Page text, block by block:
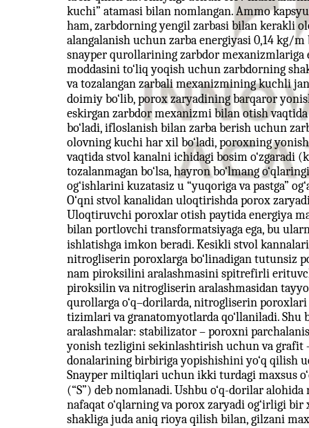
kuchi” atamasi bilan nomlangan. Ammo
ham, zarbdorning yengil zarbasi bilan kerakli
alangalanish uchun zarba energiyasi 0,14 kg/
snayper qurollarining zarbdor
moddasini to‘liq yoqish uchun zarbdorning
va tozalangan zarbali mexanizmining kuchli
doimiy bo‘lib, porox zaryadining barqaror
eskirgan zarbdor mexanizmi bilan otish
bo‘ladi, ifloslanish bilan zarba berish uchun
olovning kuchi har xil bo‘ladi, poroxning
vaqtida stvol kanalni ichidagi bosim o‘zgaradi
tozalanmagan bo‘lsa, hayron bo‘lmang
og‘ishlarini kuzatasiz u “yuqoriga va pastga”
O‘qni stvol kanalidan uloqtirishda porox
Uloqtiruvchi poroxlar otish paytida energiya
bilan portlovchi transformatsiyaga ega, bu
ishlatishga imkon beradi. Kesikli stvol
nitrogliserin poroxlarga bo‘linadigan tutunsiz
nam piroksilini aralashmasini spitrefirli
piroksilin va nitrogliserin aralashmasidan
qurollarga o‘q–dorilarda, nitrogliserin
tizimlari va granatomyotlarda qo‘llaniladi. Shu
aralashmalar: stabilizator – poroxni
yonish tezligini sekinlashtirish uchun va grafit
donalarining birbiriga yopishishini yo‘q qilish
Snayper miltiqlari uchun ikki turdagi maxsus
(“S”) deb nomlanadi. Ushbu o‘q-dorilar
nafaqat o‘qlarning va porox zaryadi og‘irligi
shakliga juda aniq rioya qilish bilan, gilzani